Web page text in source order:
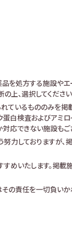
を処方する施設や
上、選択してください
いるもののみを掲
白検査およびアミ
応できない施設もご
力しておりますが
めいたします。掲
の責任を一切負いか